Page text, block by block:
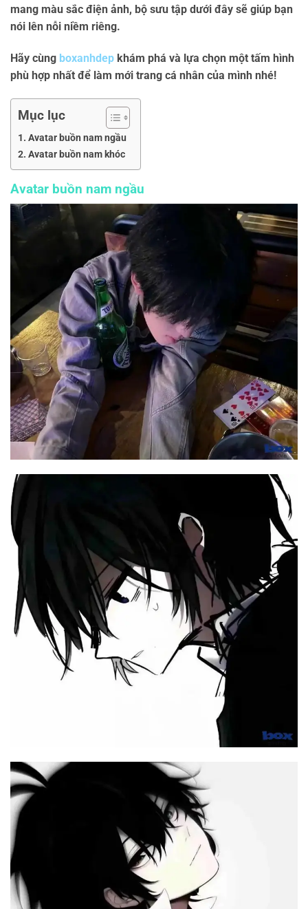
mang màu sắc điện ảnh, bộ sưu tập dưới đây sẽ giúp bạn
nói lên nỗi niềm riêng.
Hãy cùng boxanhdep khám phá và lựa chọn một tấm hình
phù hợp nhất để làm mới trang cá nhân của mình nhé!
Mục lục
Avatar buồn nam ngầu
Avatar buồn nam khóc
Avatar buồn nam ngầu